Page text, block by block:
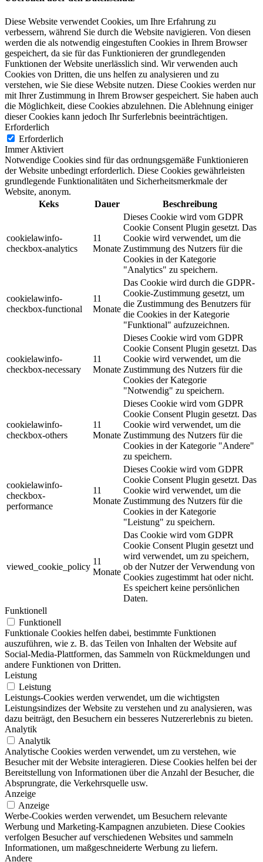
Diese Website verwendet Cookies, um Ihre Erfahrung zu
verbessern, während Sie durch die Website navigieren. Von diesen
werden die als notwendig eingestuften Cookies in Ihrem Browser
gespeichert, da sie für das Funktionieren der grundlegenden
Funktionen der Website unerlässlich sind. Wir verwenden auch
Cookies von Dritten, die uns helfen zu analysieren und zu
verstehen, wie Sie diese Website nutzen. Diese Cookies werden nur
mit Ihrer Zustimmung in Ihrem Browser gespeichert. Sie haben auch
die Möglichkeit, diese Cookies abzulehnen. Die Ablehnung einiger
dieser Cookies kann jedoch Ihr Surferlebnis beeinträchtigen.
Erforderlich
Erforderlich
Immer Aktiviert
Notwendige Cookies sind für das ordnungsgemäße Funktionieren
der Website unbedingt erforderlich. Diese Cookies gewährleisten
grundlegende Funktionalitäten und Sicherheitsmerkmale der
Website, anonym.
Keks
Dauer Beschreibung
cookielawinfo-
checkbox-analytics
11
Monate
Dieses Cookie wird vom GDPR
Cookie Consent Plugin gesetzt. Das
Cookie wird verwendet, um die
Zustimmung des Nutzers für die
Cookies in der Kategorie
"Analytics" zu speichern.
cookielawinfo-
checkbox-functional
11
Monate
Das Cookie wird durch die GDPR-
Cookie-Zustimmung gesetzt, um
die Zustimmung des Benutzers für
die Cookies in der Kategorie
"Funktional" aufzuzeichnen.
cookielawinfo-
checkbox-necessary
11
Monate
Dieses Cookie wird vom GDPR
Cookie Consent Plugin gesetzt. Das
Cookie wird verwendet, um die
Zustimmung des Nutzers für die
Cookies der Kategorie
"Notwendig" zu speichern.
cookielawinfo-
checkbox-others
11
Monate
Dieses Cookie wird vom GDPR
Cookie Consent Plugin gesetzt. Das
Cookie wird verwendet, um die
Zustimmung des Nutzers für die
Cookies in der Kategorie "Andere"
zu speichern.
cookielawinfo-
checkbox-
performance
11
Monate
Dieses Cookie wird vom GDPR
Cookie Consent Plugin gesetzt. Das
Cookie wird verwendet, um die
Zustimmung des Nutzers für die
Cookies in der Kategorie
"Leistung" zu speichern.
viewed_cookie_policy
11
Monate
Das Cookie wird vom GDPR
Cookie Consent Plugin gesetzt und
wird verwendet, um zu speichern,
ob der Nutzer der Verwendung von
Cookies zugestimmt hat oder nicht.
Es speichert keine persönlichen
Daten.
Funktionell
Funktionell
Funktionale Cookies helfen dabei, bestimmte Funktionen
auszuführen, wie z. B. das Teilen von Inhalten der Website auf
Social-Media-Plattformen, das Sammeln von Rückmeldungen und
andere Funktionen von Dritten.
Leistung
Leistung
Leistungs-Cookies werden verwendet, um die wichtigsten
Leistungsindizes der Website zu verstehen und zu analysieren, was
dazu beiträgt, den Besuchern ein besseres Nutzererlebnis zu bieten.
Analytik
Analytik
Analytische Cookies werden verwendet, um zu verstehen, wie
Besucher mit der Website interagieren. Diese Cookies helfen bei der
Bereitstellung von Informationen über die Anzahl der Besucher, die
Absprungrate, die Verkehrsquelle usw.
Anzeige
Anzeige
Werbe-Cookies werden verwendet, um Besuchern relevante
Werbung und Marketing-Kampagnen anzubieten. Diese Cookies
verfolgen Besucher auf verschiedenen Websites und sammeln
Informationen, um maßgeschneiderte Werbung zu liefern.
Andere